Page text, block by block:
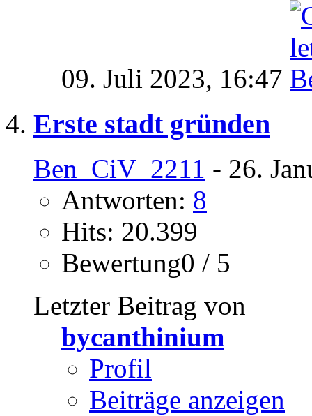
09. Juli 2023, 16:47
Erste stadt gründen
Ben_CiV_2211 - 26.
Antworten: 8
Hits: 20.399
Bewertung0 / 5
Letzter Beitrag von
bycanthinium
Profil
Beiträge anzeigen